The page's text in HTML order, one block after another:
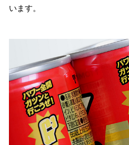
います。